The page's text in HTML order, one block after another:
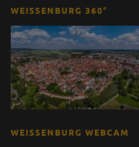
WEISSENBURG 360°
WEISSENBURG WEBCAM